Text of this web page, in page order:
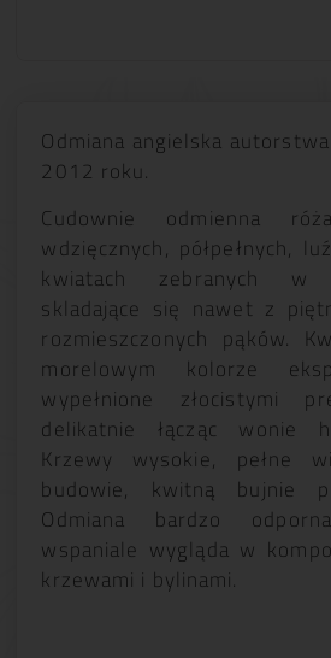
Odmiana angielska
2012 roku.
Cudownie odmienna
wdzięcznych, półpełnych,
kwiatach zebranych w
skladające się nawet z
rozmieszczonych pąków.
morelowym kolorze
wypełnione złocistymi
delikatnie łącząc wonie
Krzewy wysokie, pełne
budowie, kwitną bujnie
Odmiana bardzo
wspaniale wygląda w
krzewami i bylinami.